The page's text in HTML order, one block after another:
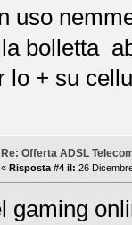
uso
bolletta
lo + su
Re: Offerta ADSL
« Risposta #4 il: 26
gaming